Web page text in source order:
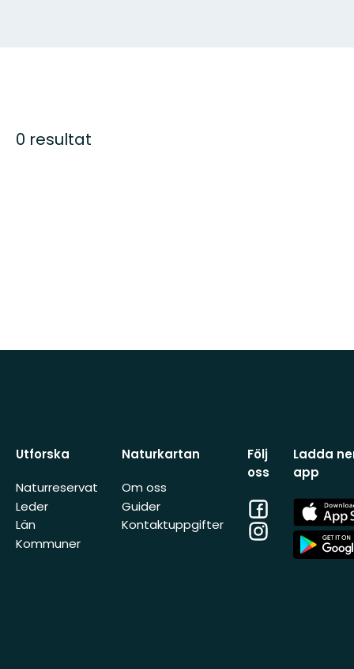
0 resultat
Utforska
Naturreservat
Leder
Län
Kommuner
Naturkartan
Om oss
Guider
Kontaktuppgifter
Följ
oss
Facebook
Instagram
Ladda
app
App
Store
App
Store